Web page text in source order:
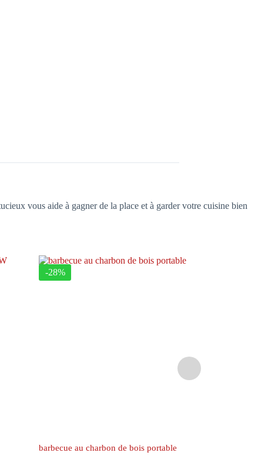
vous aide à gagner de la place et à garder votre cuisine bien
-28%
barbecue au charbon de bois portable